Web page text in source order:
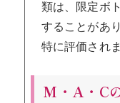
類は、限定ボ
することがあ
特に評価されま
M・A・C